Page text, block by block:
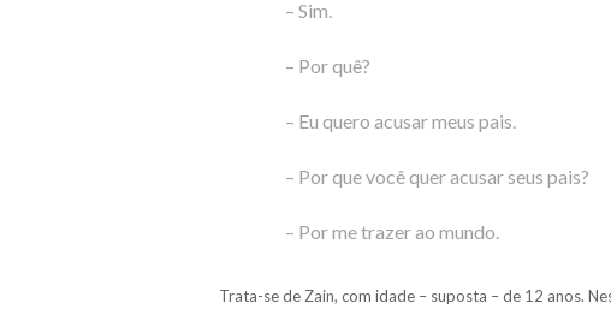
– Sim.
– Por quê?
– Eu quero acusar meus pais.
– Por que você quer acusar seus pais?
– Por me trazer ao mundo.
Trata-se de Zain, com idade – suposta – de 12 anos.